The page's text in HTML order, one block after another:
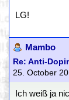
LG!
Mambo
Re: Anti-
25. October
Ich weiß ja